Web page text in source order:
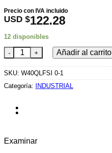
Precio con IVA incluido
USD $122.28
12 disponibles
W40QLFSI 0-1 cantidad
Añadir al carrito
SKU: W40QLFSI 0-1
Categoría:
INDUSTRIAL
Examinar